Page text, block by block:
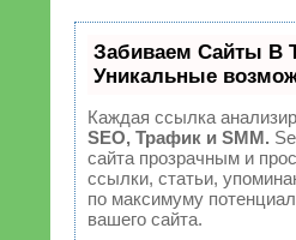
Забиваем Сайты
Уникальные
Каждая ссылка
SEO, Трафик и SMM.
сайта прозрачным и
ссылки, статьи,
по максимуму
вашего сайта.